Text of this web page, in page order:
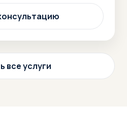
все услуги